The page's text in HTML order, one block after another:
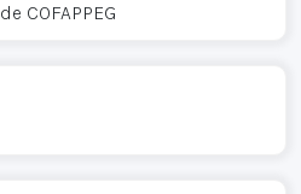
COFAPPEG